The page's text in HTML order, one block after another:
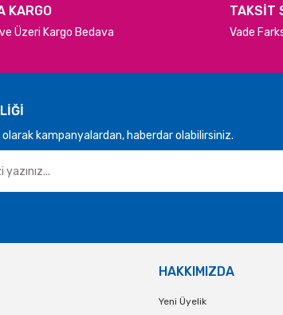
KARGO
Üzeri Kargo Bedava
TAKSİT
Vade
kampanyalardan, haberdar olabilirsiniz.
HAKKIMIZDA
Yeni Üyelik